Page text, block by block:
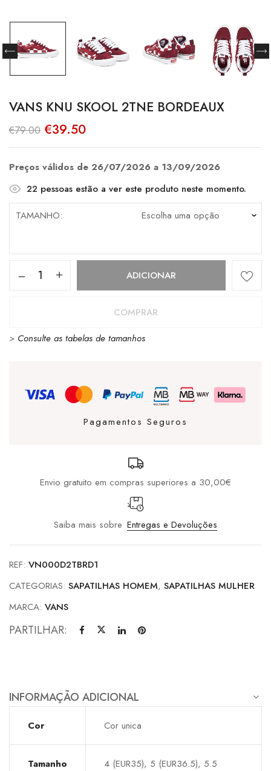
VANS KNU SKOOL 2TNE BORDEAUX
€79.00 O
preço
original
€79.00.
€39.50O
atual
€39.50.
Preços válidos de 26/07/2026 a 13/09/2026
22 pessoas estão a ver este produto neste momento.
TAMANHO
Quantidade
Skool
ADICIONAR
COMPRAR
> Consulte as tabelas de tamanhos
Pagamentos Seguros
Envio gratuito em compras superiores a 30,00€
Saiba mais sobre Entregas e Devoluções
REF: VN000D2TBRD1
CATEGORIAS: SAPATILHAS HOMEM, SAPATILHAS MULHER
MARCA: VANS
PARTILHAR:
INFORMAÇÃO ADICIONAL
Cor Cor unica
Tamanho
4 (EUR35), 5 (EUR36.5), 5.5